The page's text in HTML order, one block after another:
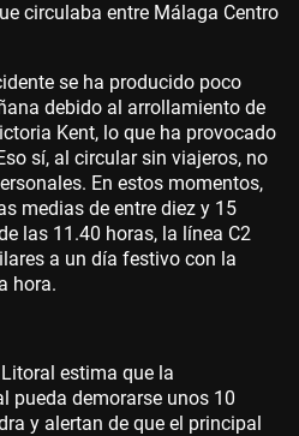
circulaba entre Málaga Centro
se ha producido poco
debido al arrollamiento de
Kent, lo que ha provocado
sí, al circular sin viajeros, no
En estos momentos,
medias de entre diez y 15
las 11.40 horas, la línea C2
a un día festivo con la
hora.
estima que la
pueda demorarse unos 10
y alertan de que el principal